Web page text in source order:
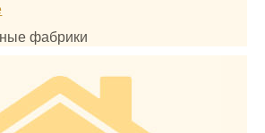
фабрики